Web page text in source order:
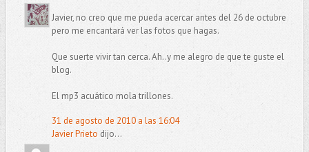
Javier, no creo que me pueda acercar antes del 26 de octubre
pero me encantará ver las fotos que hagas.
Que suerte vivir tan cerca. Ah..y me alegro de que te guste el
blog.
El mp3 acuático mola trillones.
31 de agosto de 2010 a las 16:04
Javier Prieto dijo...